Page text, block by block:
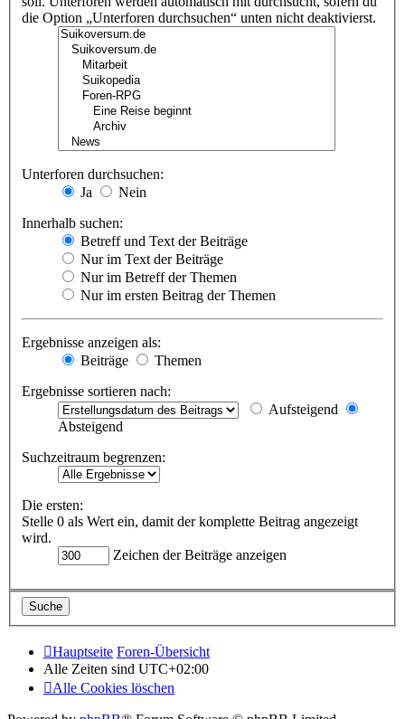
die Option „Unterforen durchsuchen“ unten nicht deaktivierst.
Unterforen durchsuchen:
Ja
Nein
Innerhalb suchen:
Betreff und Text der Beiträge
Nur im Text der Beiträge
Nur im Betreff der Themen
Nur im ersten Beitrag der Themen
Ergebnisse anzeigen als:
Beiträge
Themen
Ergebnisse sortieren nach:
Aufsteigend
Absteigend
Suchzeitraum begrenzen:
Die ersten:
Stelle 0 als Wert ein, damit der komplette Beitrag angezeigt
wird.
Zeichen der Beiträge anzeigen
Hauptseite Foren-Übersicht
Alle Zeiten sind UTC+02:00
Alle Cookies löschen